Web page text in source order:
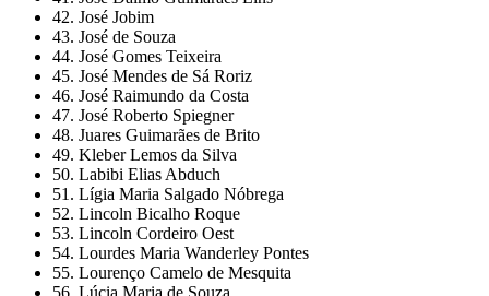
42. José Jobim
43. José de Souza
44. José Gomes Teixeira
45. José Mendes de Sá Roriz
46. José Raimundo da Costa
47. José Roberto Spiegner
48. Juares Guimarães de Brito
49. Kleber Lemos da Silva
50. Labibi Elias Abduch
51. Lígia Maria Salgado Nóbrega
52. Lincoln Bicalho Roque
53. Lincoln Cordeiro Oest
54. Lourdes Maria Wanderley Pontes
55. Lourenço Camelo de Mesquita